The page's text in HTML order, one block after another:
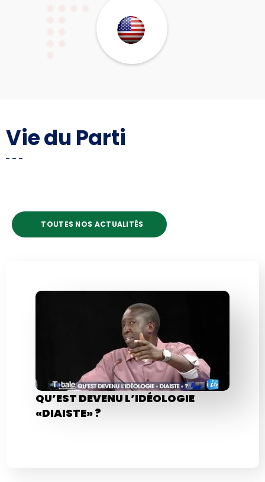
Vie du Parti
TOUTES NOS ACTUALITÉS
QU’EST DEVENU L’IDÉOLOGIE
«DIAISTE» ?